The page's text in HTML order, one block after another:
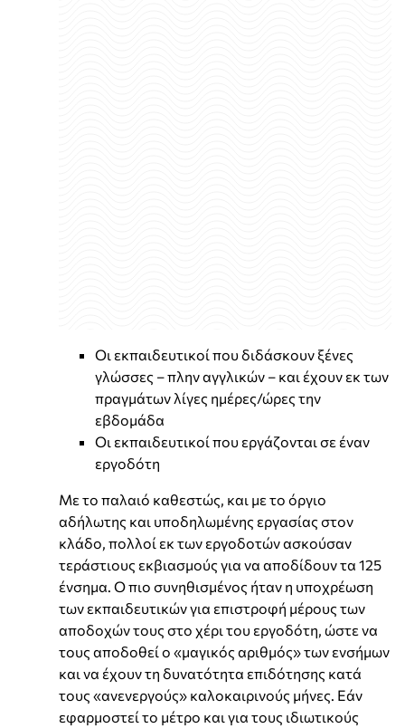
Οι εκπαιδευτικοί που διδάσκουν ξένες
γλώσσες – πλην αγγλικών – και έχουν εκ των
πραγμάτων λίγες ημέρες/ώρες την
εβδομάδα
Οι εκπαιδευτικοί που εργάζονται σε έναν
εργοδότη
Με το παλαιό καθεστώς, και με το όργιο
αδήλωτης και υποδηλωμένης εργασίας στον
κλάδο, πολλοί εκ των εργοδοτών ασκούσαν
τεράστιους εκβιασμούς για να αποδίδουν τα 125
ένσημα. Ο πιο συνηθισμένος ήταν η υποχρέωση
των εκπαιδευτικών για επιστροφή μέρους των
αποδοχών τους στο χέρι του εργοδότη, ώστε να
τους αποδοθεί ο «μαγικός αριθμός» των ενσήμων
και να έχουν τη δυνατότητα επιδότησης κατά
τους «ανενεργούς» καλοκαιρινούς μήνες. Εάν
εφαρμοστεί το μέτρο και για τους ιδιωτικούς